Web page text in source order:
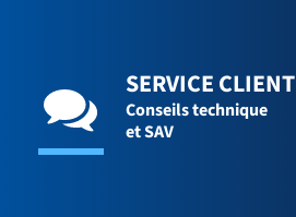
SERVICE CLIENT
Conseils technique
et SAV